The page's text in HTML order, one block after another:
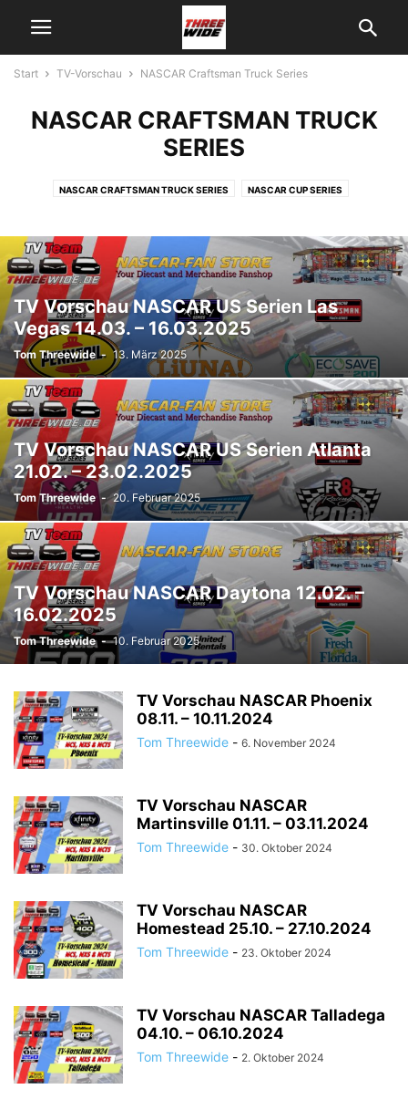
Start TV-Vorschau NASCAR Craftsman Truck Series
NASCAR CRAFTSMAN TRUCK
SERIES
NASCAR CRAFTSMAN TRUCK SERIES NASCAR CUP SERIES
TV Vorschau NASCAR US Serien Las
Vegas 14.03. – 16.03.2025
Tom Threewide - 13. März 2025
TV Vorschau NASCAR US Serien Atlanta
21.02. – 23.02.2025
Tom Threewide - 20. Februar 2025
TV Vorschau NASCAR Daytona 12.02. –
16.02.2025
Tom Threewide - 10. Februar 2025
TV Vorschau NASCAR Phoenix
08.11. – 10.11.2024
Tom Threewide - 6. November 2024
TV Vorschau NASCAR
Martinsville 01.11. – 03.11.2024
Tom Threewide - 30. Oktober 2024
TV Vorschau NASCAR
Homestead 25.10. – 27.10.2024
Tom Threewide - 23. Oktober 2024
TV Vorschau NASCAR Talladega
04.10. – 06.10.2024
Tom Threewide - 2. Oktober 2024